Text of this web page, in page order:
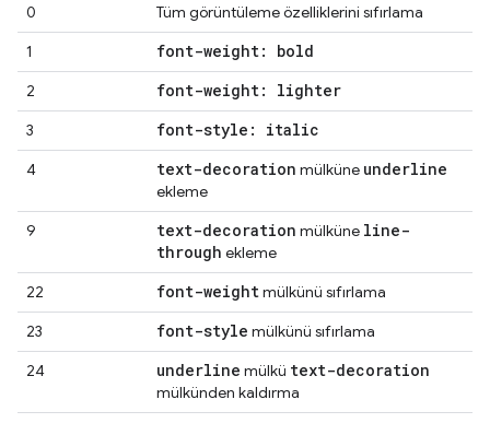
0
Tüm görüntüleme özelliklerini sıfırlama
1
font-weight: bold
2 font-weight: lighter
3 font-style: italic
4 text-decoration mülküne underline
ekleme
9
text-decoration mülküne line-
through ekleme
22
font-weightmülkünü sıfırlama
23
font-style mülkünü sıfırlama
24
underline mülkü text-decoration
mülkünden kaldırma